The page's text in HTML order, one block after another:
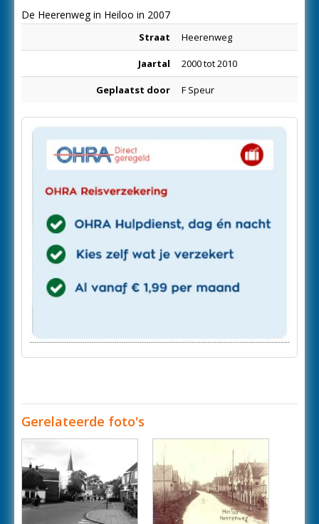
De Heerenweg in Heiloo in 2007
Straat Heerenweg
Jaartal 2000 tot 2010
Geplaatst door F Speur
Gerelateerde foto's